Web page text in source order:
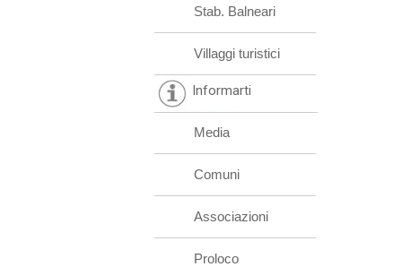
Stab. Balneari
Villaggi turistici
Informarti
Media
Comuni
Associazioni
Proloco